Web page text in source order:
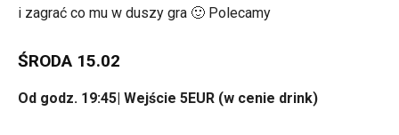
i zagrać co mu w duszy gra 🙂 Polecamy
ŚRODA 15.02
Od godz. 19:45| Wejście 5EUR (w cenie drink)